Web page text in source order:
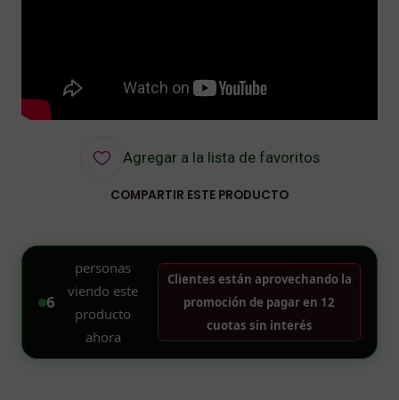
Agregar a la lista de favoritos
COMPARTIR ESTE PRODUCTO